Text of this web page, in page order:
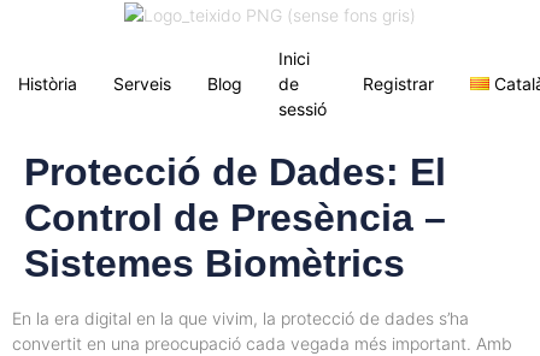
Història Serveis Blog
Inici
de
sessió
Registrar
Protecció de Dades: El
Control de Presència –
Sistemes Biomètrics
En la era digital en la que vivim, la protecció de dades s’ha
convertit en una preocupació cada vegada més important. Amb